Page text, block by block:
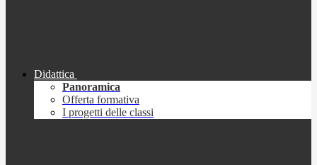
Didattica
Panoramica
Offerta formativa
I progetti delle classi